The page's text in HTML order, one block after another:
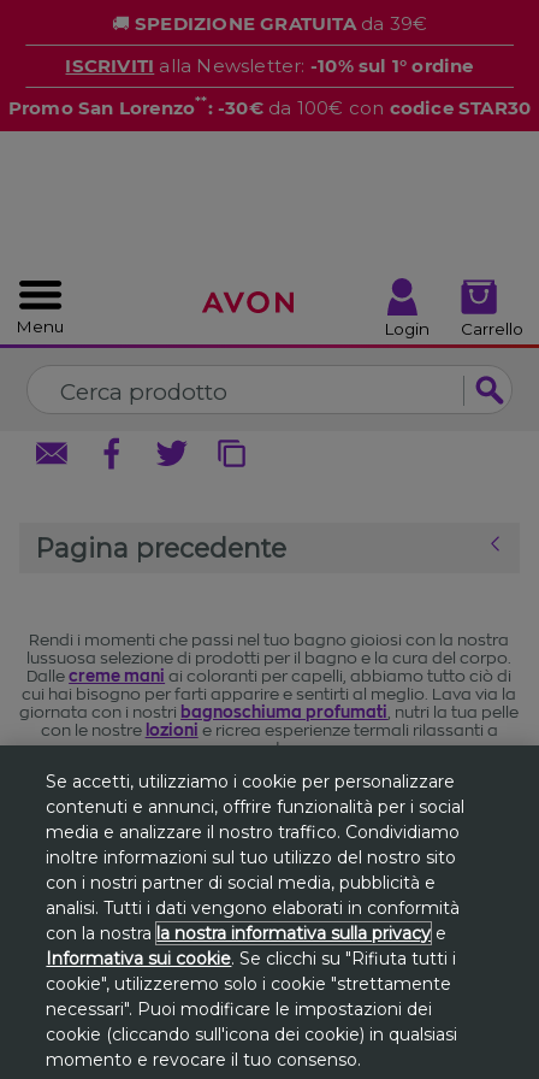
🚚 SPEDIZIONE GRATUITAda 39€
ISCRIVITI alla Newsletter: -10% sul 1° ordine
Promo San Lorenzo**: -30€da 100€ con codice STAR30
Menu Login Carrello
Pagina precedente
Rendi i momenti che passi nel tuo bagno gioiosi con la nostra
lussuosa selezione di prodotti per il bagno e la cura del corpo.
Dallecreme mani ai coloranti per capelli, abbiamo tutto ciò di
cui hai bisogno per farti apparire e sentirti al meglio. Lava via la
giornata con i nostri bagnoschiuma profumati , nutri la tua pelle
con le nostre lozioni e ricrea esperienze termali rilassanti a
casa tua.
Gli sconti sono riferiti alprezzo più basso
degli ultimi 30 giornisu www.avon.it, se
non diversamente indicato.
**PromozionePromo San Lorenzo valida
solo dal 7 al 10 agosto sul sito avon.it.
Losconto di 30€si applica, a fronte di una
CHIUDI CHIUDI
Se accetti, utilizziamo i cookie per personalizzare
contenuti e annunci, offrire funzionalità per i social
media e analizzare il nostro traffico. Condividiamo
inoltre informazioni sul tuo utilizzo del nostro sito
con i nostri partner di social media, pubblicità e
analisi. Tutti i dati vengono elaborati in conformità
con la nostra la nostra informativa sulla privacy e
Informativa sui cookie. Se clicchi su "Rifiuta tutti i
cookie", utilizzeremo solo i cookie "strettamente
necessari". Puoi modificare le impostazioni dei
cookie (cliccando sull'icona dei cookie) in qualsiasi
momento e revocare il tuo consenso.